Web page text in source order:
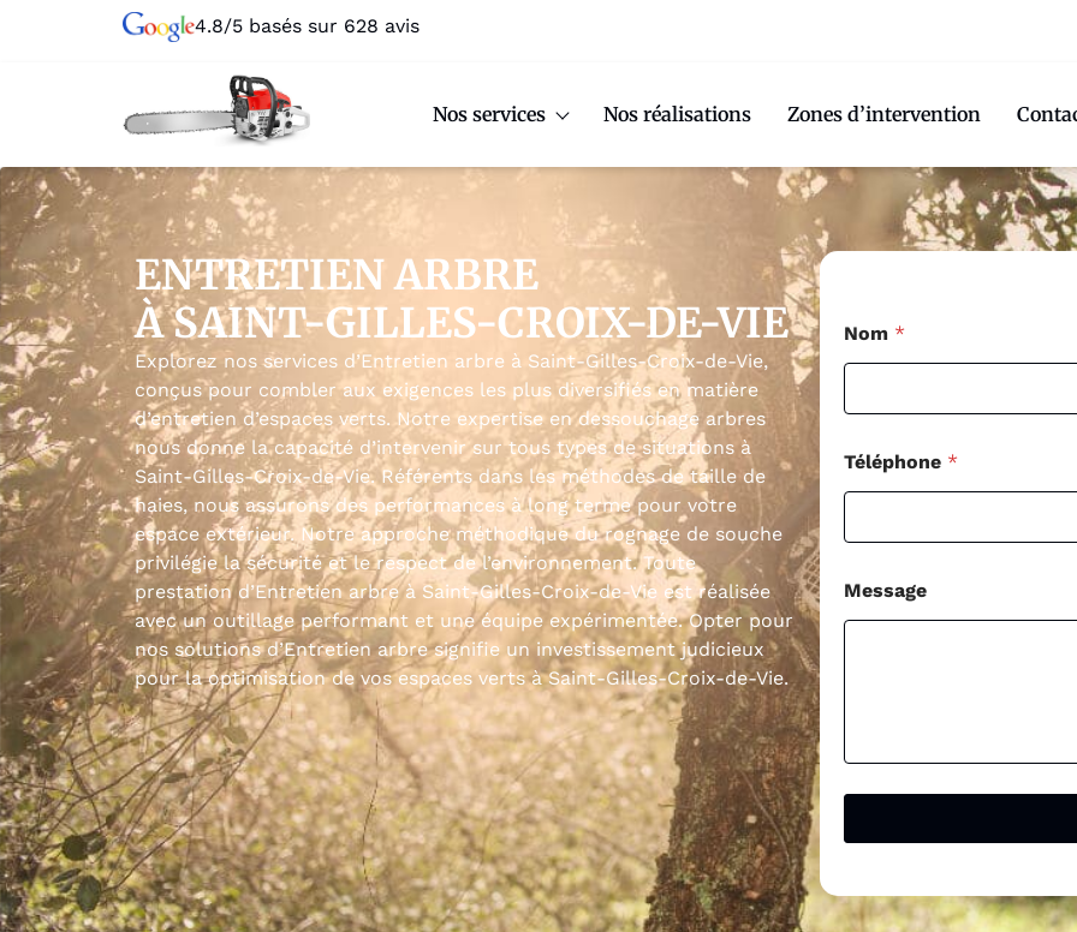
4.8/5 basés sur 628 avis
Nos services Nos réalisations Zones d’intervention
ENTRETIEN ARBRE
À SAINT-GILLES-CROIX-DE-VIE
Explorez nos services d’Entretien arbre à Saint-Gilles-Croix-de-Vie,
conçus pour combler aux exigences les plus diversifiés en matière
d’entretien d’espaces verts. Notre expertise en dessouchage arbres
nous donne la capacité d’intervenir sur tous types de situations à
Saint-Gilles-Croix-de-Vie. Référents dans les méthodes de taille de
haies, nous assurons des performances à long terme pour votre
espace extérieur. Notre approche méthodique du rognage de souche
privilégie la sécurité et le respect de l’environnement. Toute
prestation d’Entretien arbre à Saint-Gilles-Croix-de-Vie est réalisée
avec un outillage performant et une équipe expérimentée. Opter pour
nos solutions d’Entretien arbre signifie un investissement judicieux
pour la optimisation de vos espaces verts à Saint-Gilles-Croix-de-Vie.
Nom *
Téléphone *
Message